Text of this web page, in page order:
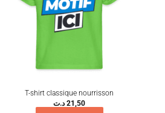
T-shirt classique nourrisson
21,50 د.ت